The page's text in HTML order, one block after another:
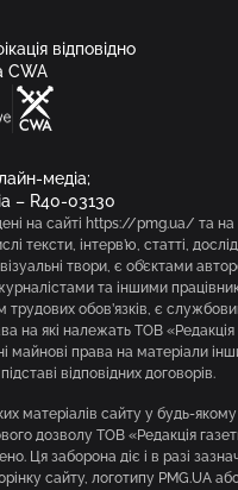
відповідно
CWA
медіа;
– R40-03130
на сайті https://pmg.ua/ та на
тексти, інтерв’ю, статті,
твори, є об’єктами
та іншими
трудових обов’язків, є
на які належать ТОВ «Редакція
права на матеріали
відповідних договорів.
матеріалів сайту у будь-якому
дозволу ТОВ «Редакція
Ця заборона діє і в разі
сайту, логотипу PMG.UA